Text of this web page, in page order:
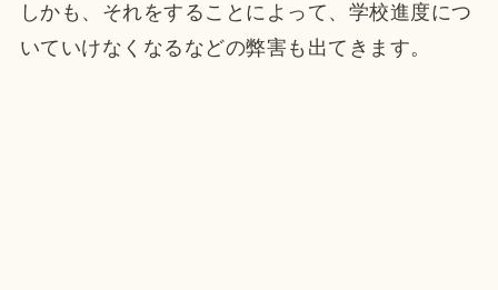
しかも、それをすることによって、学校進度につ
いていけなくなるなどの弊害も出てきます。